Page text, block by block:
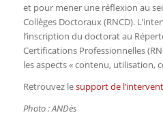
et pour mener une réflexion au
Collèges Doctoraux (RNCD).
l’inscription du doctorat au
Certifications Professionnelles
les aspects « contenu, utilisation,
Retrouvez lesupport de
Photo : ANDès